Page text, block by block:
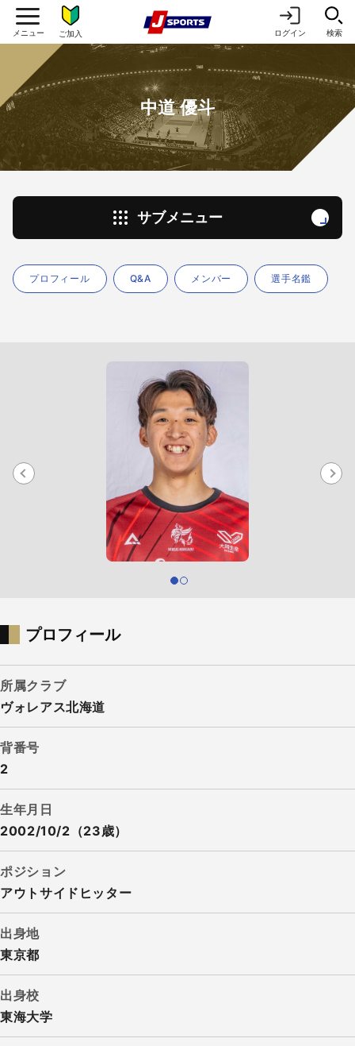
ご加入 ログイン 検索
中道 優斗
サブメニュー
プロフィール Q&A メンバー 選手名鑑
プロフィール
所属クラブ
ヴォレアス北海道
背番号
2
生年月日
2002/10/2（23歳）
ポジション
アウトサイドヒッター
出身地
東京都
出身校
東海大学